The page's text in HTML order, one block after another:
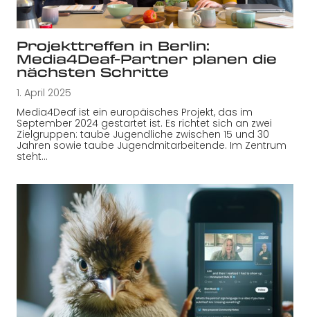
Projekttreffen in Berlin:
Media4Deaf-Partner planen die
nächsten Schritte
1. April 2025
Media4Deaf ist ein europäisches Projekt, das im
September 2024 gestartet ist. Es richtet sich an zwei
Zielgruppen: taube Jugendliche zwischen 15 und 30
Jahren sowie taube Jugendmitarbeitende. Im Zentrum
steht…